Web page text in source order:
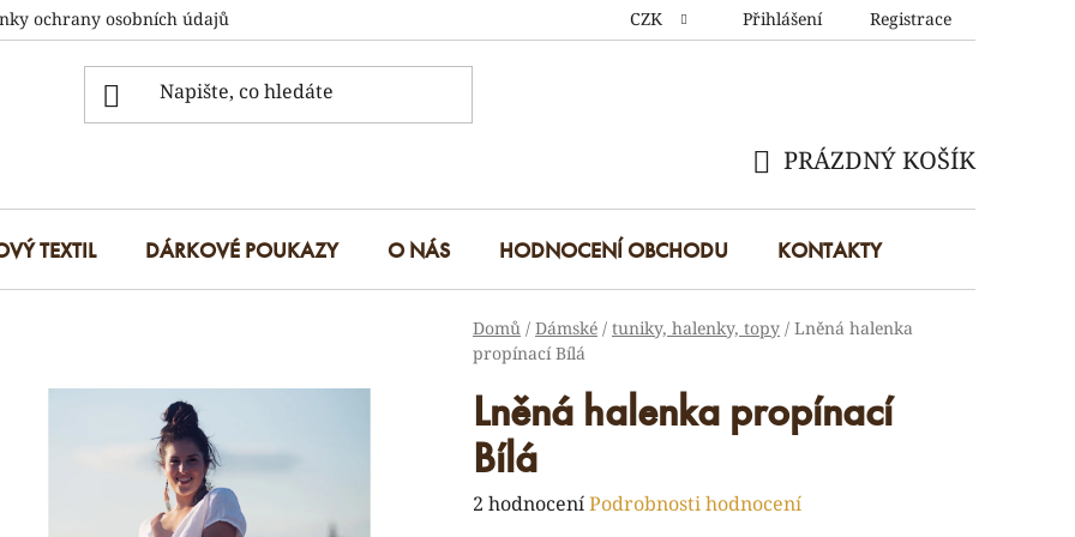
ochrany osobních údajů CZK Přihlášení Registrace
KOŠÍK
PRÁZDNÝ KOŠÍK
TEXTIL DÁRKOVÉ POUKAZY O NÁS HODNOCENÍ OBCHODU KONTAKTY
Domů / Dámské / tuniky, halenky, topy / Lněná halenka
propínací Bílá
Lněná halenka propínací
Bílá
Průměrné
2 hodnoceníPodrobnosti hodnocení